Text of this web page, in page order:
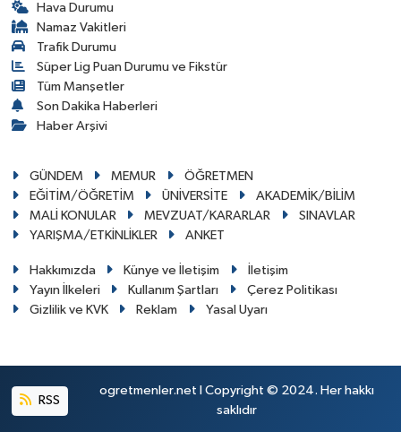
Hava Durumu
Namaz Vakitleri
Trafik Durumu
Süper Lig Puan Durumu ve Fikstür
Tüm Manşetler
Son Dakika Haberleri
Haber Arşivi
GÜNDEM MEMUR
ÖĞRETMEN
EĞİTİM/ÖĞRETİM
ÜNİVERSİTE
AKADEMİK/BİLİM
MALİ KONULAR
MEVZUAT/KARARLAR
SINAVLAR
YARIŞMA/ETKİNLİKLER
ANKET
Hakkımızda Künye ve İletişim
İletişim
Yayın İlkeleri
Kullanım Şartları
Çerez Politikası
Gizlilik ve KVK
Reklam Yasal Uyarı
RSS
ogretmenler.net I Copyright © 2024. Her hakkı
saklıdır